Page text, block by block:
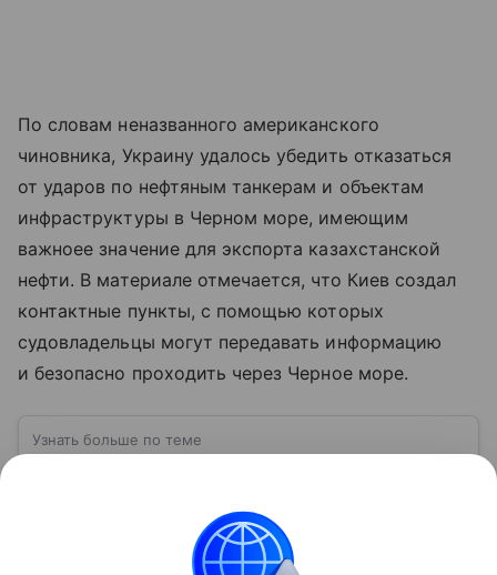
По словам неназванного американского
чиновника, Украину удалось убедить отказаться
от ударов по нефтяным танкерам и объектам
инфраструктуры в Черном море, имеющим
важноее значение для экспорта казахстанской
нефти. В материале отмечается, что Киев создал
контактные пункты, с помощью которых
судовладельцы могут передавать информацию
и безопасно проходить через Черное море.
Узнать больше по теме
США — государство в Северной Америке,
занимающее одно из центральных мест в мировой
экономике и международной политике. В